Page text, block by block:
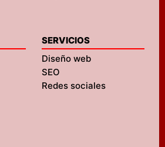
SERVICIOS
Diseño web
SEO
Redes sociales